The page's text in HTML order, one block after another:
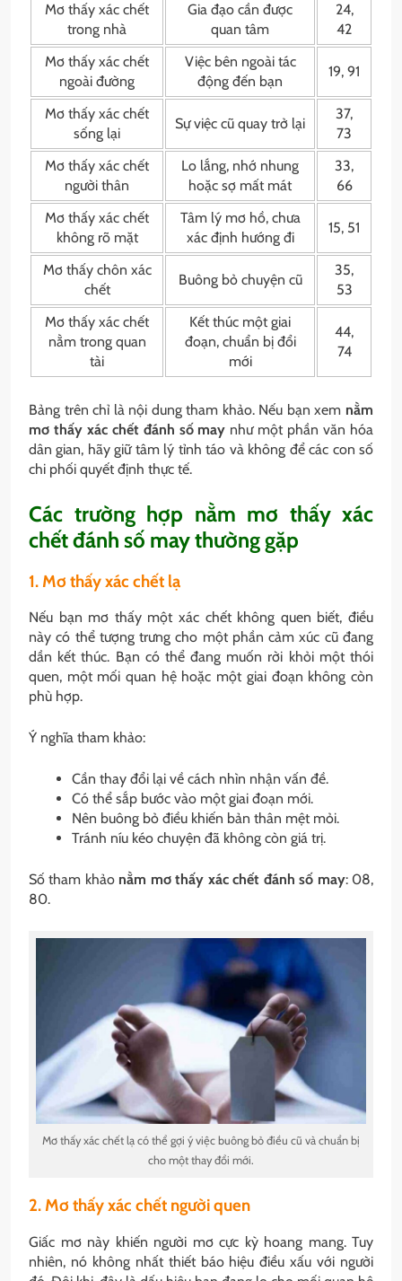
Mơ thấy xác chết
trong nhà
Gia đạo cần được
quan tâm
24,
42
Mơ thấy xác chết
ngoài đường
Việc bên ngoài tác
động đến bạn
19, 91
Mơ thấy xác chết
sống lại
Sự việc cũ quay trở lại
37,
73
Mơ thấy xác chết
người thân
Lo lắng, nhớ nhung
hoặc sợ mất mát
33,
66
Mơ thấy xác chết
không rõ mặt
Tâm lý mơ hồ, chưa
xác định hướng đi
15, 51
Mơ thấy chôn xác
chết
Buông bỏ chuyện cũ
35,
53
Mơ thấy xác chết
nằm trong quan
tài
Kết thúc một giai
đoạn, chuẩn bị đổi
mới
44,
74
Bảng trên chỉ là nội dung tham khảo. Nếu bạn xem nằm
mơ thấy xác chết đánh số may như một phần văn hóa
dân gian, hãy giữ tâm lý tỉnh táo và không để các con số
chi phối quyết định thực tế.
Các trường hợp nằm mơ thấy xác
chết đánh số may thường gặp
1. Mơ thấy xác chết lạ
Nếu bạn mơ thấy một xác chết không quen biết, điều
này có thể tượng trưng cho một phần cảm xúc cũ đang
dần kết thúc. Bạn có thể đang muốn rời khỏi một thói
quen, một mối quan hệ hoặc một giai đoạn không còn
phù hợp.
Ý nghĩa tham khảo:
Cần thay đổi lại về cách nhìn nhận vấn đề.
Có thể sắp bước vào một giai đoạn mới.
Nên buông bỏ điều khiến bản thân mệt mỏi.
Tránh níu kéo chuyện đã không còn giá trị.
Số tham khảo nằm mơ thấy xác chết đánh số may: 08,
80.
Mơ thấy xác chết lạ có thể gợi ý việc buông bỏ điều cũ và chuẩn bị
cho một thay đổi mới.
2. Mơ thấy xác chết người quen
Giấc mơ này khiến người mơ cực kỳ hoang mang. Tuy
nhiên, nó không nhất thiết báo hiệu điều xấu với người